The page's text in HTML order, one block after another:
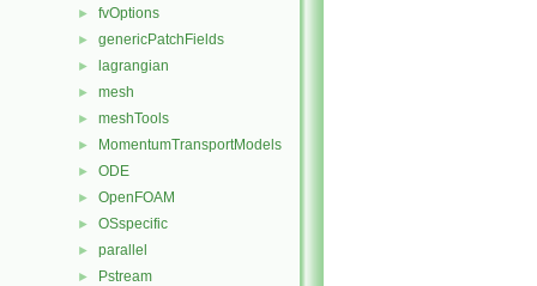
► fvOptions
► genericPatchFields
► lagrangian
► mesh
► meshTools
► MomentumTransportModels
► ODE
► OpenFOAM
► OSspecific
► parallel
► Pstream